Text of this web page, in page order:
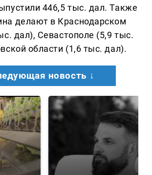
446,5 тыс. дал. Также
делают в Краснодарском
дал), Севастополе (5,9 тыс.
области (1,6 тыс. дал).
новость ↓